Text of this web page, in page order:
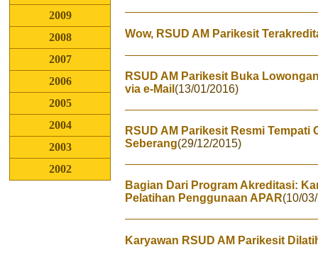
2009
2008
2007
2006
2005
2004
2003
2002
Wow, RSUD AM Parikesit
RSUD AM Parikesit Buka
via e-Mail (13/01/2016)
RSUD AM Parikesit Resmi
Seberang(29/12/2015)
Bagian Dari Program Akreditasi:
Pelatihan Penggunaan APAR(10/
Karyawan RSUD AM Parikesit